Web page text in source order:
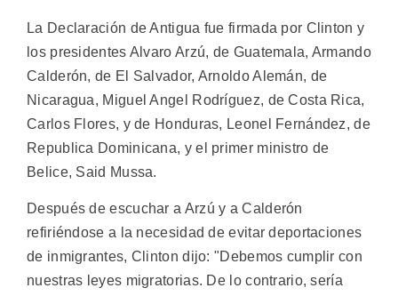
La Declaración de Antigua fue firmada por Clinton y
los presidentes Alvaro Arzú, de Guatemala, Armando
Calderón, de El Salvador, Arnoldo Alemán, de
Nicaragua, Miguel Angel Rodríguez, de Costa Rica,
Carlos Flores, y de Honduras, Leonel Fernández, de
Republica Dominicana, y el primer ministro de
Belice, Said Mussa.
Después de escuchar a Arzú y a Calderón
refiriéndose a la necesidad de evitar deportaciones
de inmigrantes, Clinton dijo: "Debemos cumplir con
nuestras leyes migratorias. De lo contrario, sería